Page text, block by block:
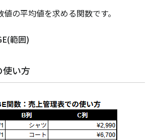
の平均値を求める関数です。
範囲)
使い方